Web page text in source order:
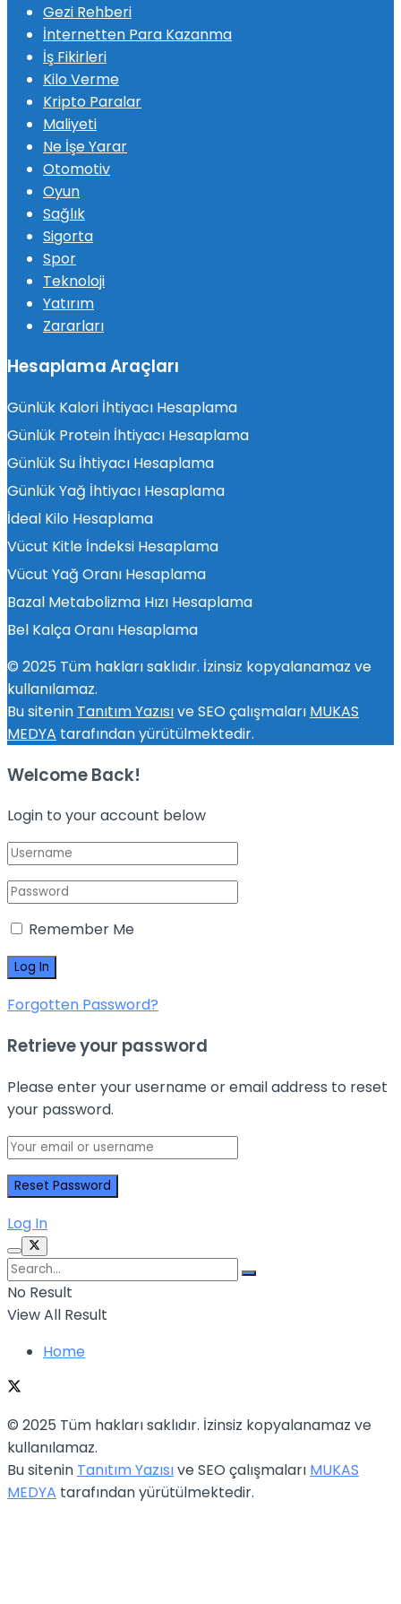
Gezi Rehberi
İnternetten Para Kazanma
İş Fikirleri
Kilo Verme
Kripto Paralar
Maliyeti
Ne İşe Yarar
Otomotiv
Oyun
Sağlık
Sigorta
Spor
Teknoloji
Yatırım
Zararları
Hesaplama Araçları
Günlük Kalori İhtiyacı Hesaplama
Günlük Protein İhtiyacı Hesaplama
Günlük Su İhtiyacı Hesaplama
Günlük Yağ İhtiyacı Hesaplama
İdeal Kilo Hesaplama
Vücut Kitle İndeksi Hesaplama
Vücut Yağ Oranı Hesaplama
Bazal Metabolizma Hızı Hesaplama
Bel Kalça Oranı Hesaplama
© 2025 Tüm hakları saklıdır. İzinsiz kopyalanamaz ve
kullanılamaz.
Bu sitenin Tanıtım Yazısıve SEO çalışmaları MUKAS
MEDYA tarafından yürütülmektedir.
Welcome Back!
Login to your account below
Remember Me
Forgotten Password?
Retrieve your password
Please enter your username or email address to reset
your password.
Log In
No Result
View All Result
Home
© 2025 Tüm hakları saklıdır. İzinsiz kopyalanamaz ve
kullanılamaz.
Bu sitenin Tanıtım Yazısıve SEO çalışmaları MUKAS
MEDYA tarafından yürütülmektedir.